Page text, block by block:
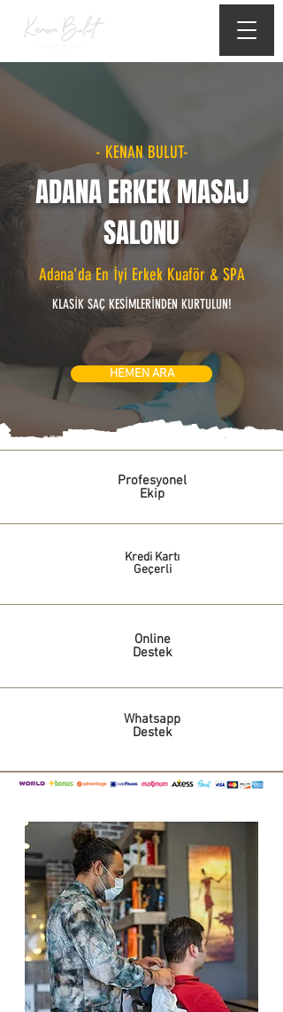
- KENAN BULUT-
ADANA ERKEK MASAJ
SALONU
Adana'da En İyi Erkek Kuaför & SPA
KLASİK SAÇ KESİMLERİNDEN KURTULUN!
HEMEN ARA
Profesyonel
Ekip
Kredi Kartı
Geçerli
Online
Destek
Whatsapp
Destek